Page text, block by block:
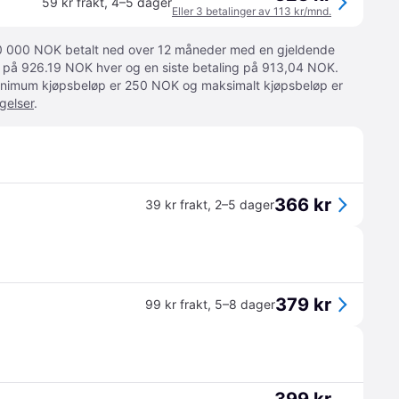
Eller 3 betalinger av 113 kr/mnd.
000 NOK betalt ned over 12 måneder med en gjeldende
926.19 NOK hver og en siste betaling på 913,04 NOK.
kjøpsbeløp er 250 NOK og maksimalt kjøpsbeløp er
.
39 kr frakt, 2–5 dager366 kr
99 kr frakt, 5–8 dager379 kr